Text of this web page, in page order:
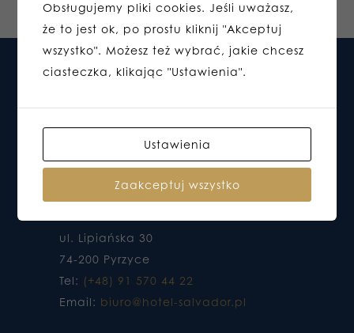
HOTEL DO KTÓREGO CHCESZ WRACAĆ
ul. Lipiańska 30
74-200 Pyrzyce
Tel: (+48) 91 570 44 22
Email: biuro@hotel-salvador.pl
Obsługujemy pliki cookies. Jeśli uważasz,
że to jest ok, po prostu kliknij "Akceptuj
wszystko". Możesz też wybrać, jakie chcesz
ciasteczka, klikając "Ustawienia".
Ustawienia
Zaakceptuj wszystko